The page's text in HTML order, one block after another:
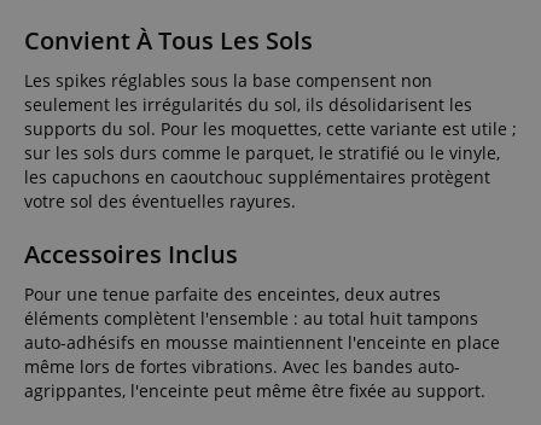
Convient À Tous Les Sols
Les spikes réglables sous la base compensent non
seulement les irrégularités du sol, ils désolidarisent les
supports du sol. Pour les moquettes, cette variante est utile ;
sur les sols durs comme le parquet, le stratifié ou le vinyle,
les capuchons en caoutchouc supplémentaires protègent
votre sol des éventuelles rayures.
Accessoires Inclus
Pour une tenue parfaite des enceintes, deux autres
éléments complètent l'ensemble : au total huit tampons
auto-adhésifs en mousse maintiennent l'enceinte en place
même lors de fortes vibrations. Avec les bandes auto-
agrippantes, l'enceinte peut même être fixée au support.